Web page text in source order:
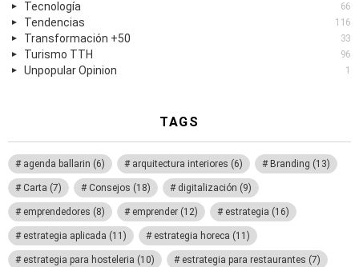
Tecnología 66
Tendencias 116
Transformación +50 33
Turismo TTH 96
Unpopular Opinion 1
TAGS
agenda ballarin (6) arquitectura interiores (6) Branding (13)
Carta (7) Consejos (18) digitalización (9)
emprendedores (8) emprender (12) estrategia (16)
estrategia aplicada (11) estrategia horeca (11)
estrategia para hosteleria (10) estrategia para restaurantes (7)